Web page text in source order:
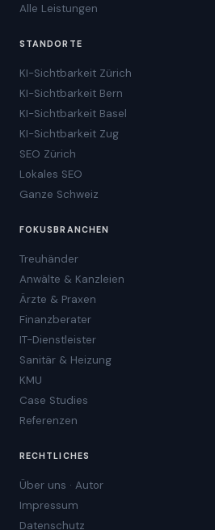
Alle Leistungen
STANDORTE
KI-Sichtbarkeit Zürich
KI-Sichtbarkeit Bern
KI-Sichtbarkeit Basel
KI-Sichtbarkeit Zug
SEO Zürich
Lokales SEO
Ganze Schweiz
FOKUSBRANCHEN
Treuhänder
Anwälte & Kanzleien
Ärzte & Praxen
Finanzberater
IT-Dienstleister
Sanitär & Heizung
KMU
Case Studies
Referenzen
RECHTLICHES
Über uns · Autor
Impressum
Datenschutz